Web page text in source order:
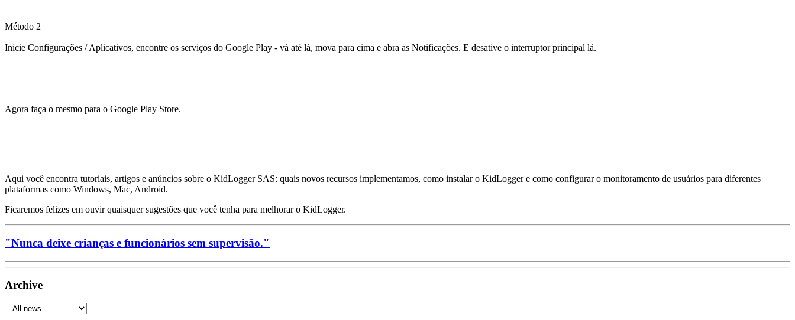
Método 2
Inicie Configurações / Aplicativos, encontre os serviços do Google Play - vá até lá, mova para cima e abra as Notificações. E desative o interruptor principal lá.
Agora faça o mesmo para o Google Play Store.
Aqui você encontra tutoriais, artigos e anúncios sobre o KidLogger SAS: quais novos recursos implementamos, como instalar o KidLogger e como configurar o monitoramento de usuários para diferentes
plataformas como Windows, Mac, Android.
Ficaremos felizes em ouvir quaisquer sugestões que você tenha para melhorar o KidLogger.
"Nunca deixe crianças e funcionários sem supervisão."
Archive